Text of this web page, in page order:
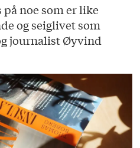
noe som er like
og seiglivet som
journalist Øyvind